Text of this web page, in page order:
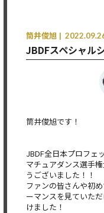
筒井俊旭
JBDFスペシャル
筒井俊旭です！
JBDF全日本プロフェ
マチュアダンス選手
うございました！！
ファンの皆さんや初
ーマンスを見ていた
けました！